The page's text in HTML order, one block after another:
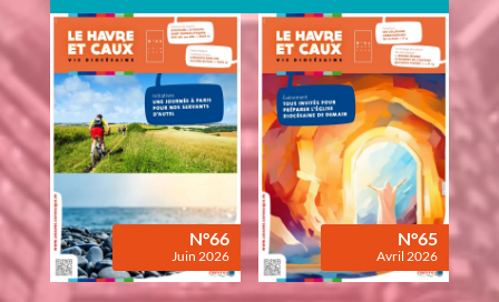
N°66
Juin 2026
N°65
Avril 2026